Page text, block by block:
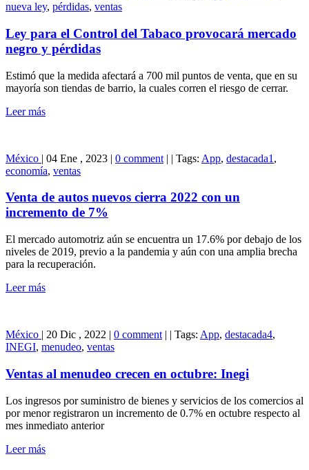
nueva ley, pérdidas, ventas
Ley para el Control del Tabaco provocará mercado
negro y pérdidas
Estimó que la medida afectará a 700 mil puntos de venta, que en su
mayoría son tiendas de barrio, la cuales corren el riesgo de cerrar.
Leer más
México | 04 Ene , 2023 | 0 comment | | Tags: App, destacada1 ,
economía, ventas
Venta de autos nuevos cierra 2022 con un
incremento de 7%
El mercado automotriz aún se encuentra un 17.6% por debajo de los
niveles de 2019, previo a la pandemia y aún con una amplia brecha
para la recuperación.
Leer más
México | 20 Dic , 2022 | 0 comment | | Tags: App, destacada4,
INEGI, menudeo, ventas
Ventas al menudeo crecen en octubre: Inegi
Los ingresos por suministro de bienes y servicios de los comercios al
por menor registraron un incremento de 0.7% en octubre respecto al
mes inmediato anterior
Leer más